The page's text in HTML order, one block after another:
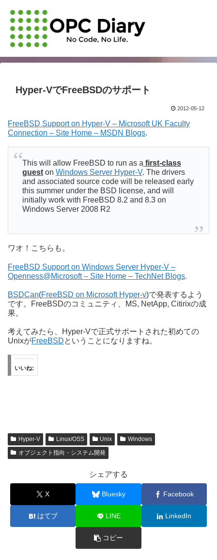
Hyper-VでFreeBSDのサポート
2012-05-12
FreeBSD Support on Hyper-V – Microsoft UK Faculty
Connection – Site Home – MSDN Blogs.
This will allow FreeBSD to run as a first-class
gueston Windows Server Hyper-V. The drivers
and associated source code will be released early
this summer under the BSD license, and will
initially work with FreeBSD 8.2 and 8.3 on
Windows Server 2008 R2
ワオ！こちらも。
FreeBSD Support on Windows Server Hyper-V –
Openness@Microsoft – Site Home – TechNet Blogs.
BSDCan(FreeBSD on Microsoft Hyper-v)で発表するよう
です。FreeBSDのコミュニティ、MS, NetApp, Citirixの成
果。
考えてみたら、Hyper-Vで正式サポートされた初めての
UnixがFreeBSDということになりますね。
いいね:
Hyper-V Linux/OSS Unix
Windows
オブジェクト指向・システム開発
シェアする
X Bluesky Facebook
はてブ LINE LinkedIn
コピー